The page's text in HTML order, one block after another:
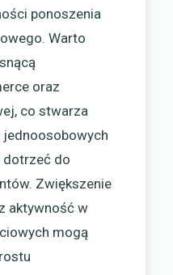
ponoszenia
Warto
oraz
co stwarza
dotrzeć do
Zwiększenie
aktywność w
mogą